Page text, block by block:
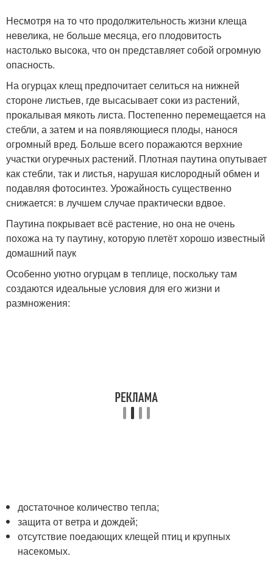
Несмотря на то что продолжительность жизни клеща
невелика, не больше месяца, его плодовитость
настолько высока, что он представляет собой огромную
опасность.
На огурцах клещ предпочитает селиться на нижней
стороне листьев, где высасывает соки из растений,
прокалывая мякоть листа. Постепенно перемещается на
стебли, а затем и на появляющиеся плоды, нанося
огромный вред. Больше всего поражаются верхние
участки огуречных растений. Плотная паутина опутывает
как стебли, так и листья, нарушая кислородный обмен и
подавляя фотосинтез. Урожайность существенно
снижается: в лучшем случае практически вдвое.
Паутина покрывает всё растение, но она не очень
похожа на ту паутину, которую плетёт хорошо известный
домашний паук
Особенно уютно огурцам в теплице, поскольку там
создаются идеальные условия для его жизни и
размножения:
достаточное количество тепла;
защита от ветра и дождей;
отсутствие поедающих клещей птиц и крупных
насекомых.